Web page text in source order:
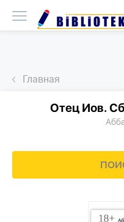
Главная
Отец Иов.